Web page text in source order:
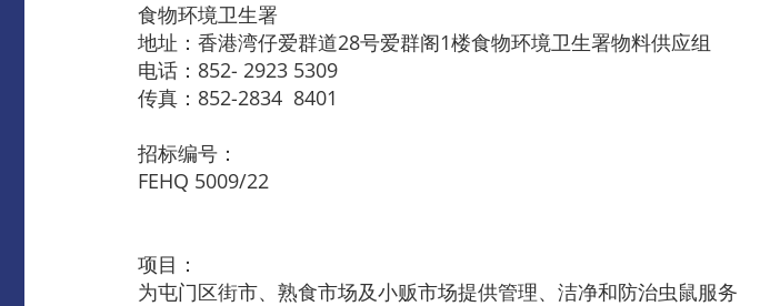
食物环境卫生署
地址：香港湾仔爱群道28号爱群阁1楼食物环境卫生署物料供应组
电话：852- 2923 5309
传真：852-2834 8401
招标编号：
FEHQ 5009/22
项目：
为屯门区街市、熟食市场及小贩市场提供管理、洁净和防治虫鼠服务